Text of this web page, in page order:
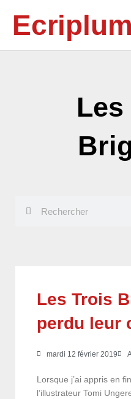
contenu
Les Trois
perdu leur
mardi 12 février 2019
Lorsque j’ai appris en
l’illustrateur Tomi